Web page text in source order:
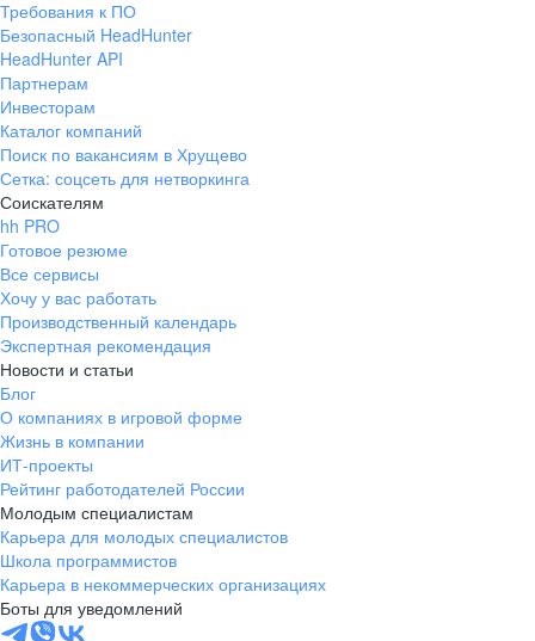
pr@ural.hh.ru
ул. Янковского, д. 169, 7 этаж,
706 каб.
+7 861 205-55-57
pr@krd.hh.ru
Владивосток
пер. Ланинский д. 4, офис 3.4
+7 423 202-33-28
pr@dv.hh.ru
Новосибирск
ул. Большевистская, д. 35,
помещение 21
+7 383 207-94-64
pr@nsk.hh.ru
Минск
пр-т Дзержинского, д. 57,
Требования к ПО
Безопасный HeadHunter
HeadHunter API
Партнерам
Инвесторам
Каталог компаний
Поиск по вакансиям в Хрущево
Сетка: соцсеть для нетворкинга
Соискателям
hh PRO
Готовое резюме
Все сервисы
Хочу у вас работать
Производственный календарь
Экспертная рекомендация
Новости и статьи
Блог
О компаниях в игровой форме
Жизнь в компании
ИТ-проекты
Рейтинг работодателей России
Молодым специалистам
Карьера для молодых специалистов
Школа программистов
Карьера в некоммерческих организациях
Боты для уведомлений